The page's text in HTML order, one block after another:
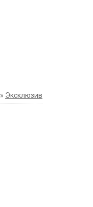
» Эксклюзив